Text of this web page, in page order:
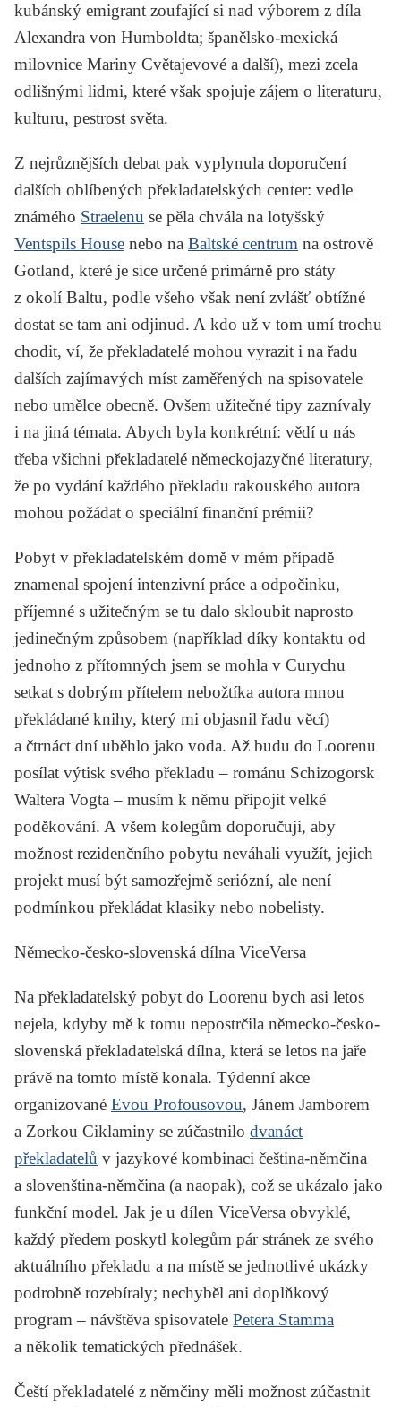
kubánský emigrant zoufající si nad výborem z díla
Alexandra von Humboldta; španělsko-mexická
milovnice Mariny Cvětajevové a další), mezi zcela
odlišnými lidmi, které však spojuje zájem o literaturu,
kulturu, pestrost světa.
Z nejrůznějších debat pak vyplynula doporučení
dalších oblíbených překladatelských center: vedle
známého Straelenu se pěla chvála na lotyšský
Ventspils House nebo na Baltské centrum na ostrově
Gotland, které je sice určené primárně pro státy
z okolí Baltu, podle všeho však není zvlášť obtížné
dostat se tam ani odjinud. A kdo už v tom umí trochu
chodit, ví, že překladatelé mohou vyrazit i na řadu
dalších zajímavých míst zaměřených na spisovatele
nebo umělce obecně. Ovšem užitečné tipy zaznívaly
i na jiná témata. Abych byla konkrétní: vědí u nás
třeba všichni překladatelé německojazyčné literatury,
že po vydání každého překladu rakouského autora
mohou požádat o speciální finanční prémii?
Pobyt v překladatelském domě v mém případě
znamenal spojení intenzivní práce a odpočinku,
příjemné s užitečným se tu dalo skloubit naprosto
jedinečným způsobem (například díky kontaktu od
jednoho z přítomných jsem se mohla v Curychu
setkat s dobrým přítelem nebožtíka autora mnou
překládané knihy, který mi objasnil řadu věcí)
a čtrnáct dní uběhlo jako voda. Až budu do Loorenu
posílat výtisk svého překladu – románu Schizogorsk
Waltera Vogta – musím k němu připojit velké
poděkování. A všem kolegům doporučuji, aby
možnost rezidenčního pobytu neváhali využít, jejich
projekt musí být samozřejmě seriózní, ale není
podmínkou překládat klasiky nebo nobelisty.
Německo-česko-slovenská dílna ViceVersa
Na překladatelský pobyt do Loorenu bych asi letos
nejela, kdyby mě k tomu nepostrčila německo-česko-
slovenská překladatelská dílna, která se letos na jaře
právě na tomto místě konala. Týdenní akce
organizované Evou Profousovou, Jánem Jamborem
a Zorkou Ciklaminy se zúčastnilo dvanáct
překladatelů v jazykové kombinaci čeština-němčina
a slovenština-němčina (a naopak), což se ukázalo jako
funkční model. Jak je u dílen ViceVersa obvyklé,
každý předem poskytl kolegům pár stránek ze svého
aktuálního překladu a na místě se jednotlivé ukázky
podrobně rozebíraly; nechyběl ani doplňkový
program – návštěva spisovatele Petera Stamma
a několik tematických přednášek.
Čeští překladatelé z němčiny měli možnost zúčastnit